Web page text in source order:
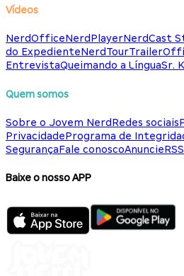
Vídeos
NerdOfficeNerdPlayerNerdCast
do ExpedienteNerdTour
EntrevistaQueimando a LínguaSr. K
Quem somos
Sobre o Jovem NerdRedes sociais
PrivacidadePrograma de
SegurançaFale conoscoAnuncieRSS
Baixe o nosso APP